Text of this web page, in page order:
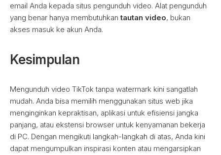
email Anda kepada situs pengunduh video. Alat pengunduh
yang benar hanya membutuhkantautan video, bukan
akses masuk ke akun Anda.
Kesimpulan
Mengunduh video TikTok tanpa watermark kini sangatlah
mudah. Anda bisa memilih menggunakan situs web jika
menginginkan kepraktisan, aplikasi untuk efisiensi jangka
panjang, atau ekstensi browser untuk kenyamanan bekerja
di PC. Dengan mengikuti langkah-langkah di atas, Anda kini
dapat mengumpulkan inspirasi konten atau mengarsipkan